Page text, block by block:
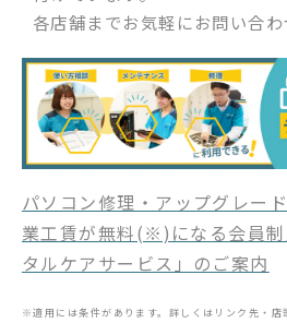
各店舗までお気軽にお問い合わ
パソコン修理・アップグレー
業工賃が無料(※)になる会員
タルケアサービス」のご案内
※適用には条件があります。詳しくはリンク先・店